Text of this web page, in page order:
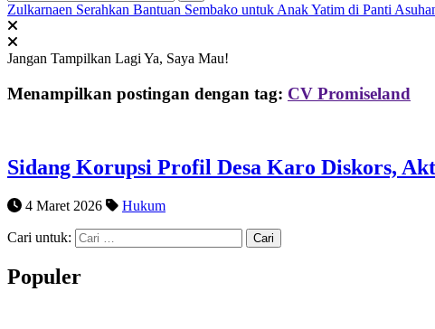
Zulkarnaen Serahkan Bantuan Sembako untuk Anak Yatim di Panti
Jangan Tampilkan Lagi Ya, Saya Mau!
Menampilkan postingan dengan tag: CV Promiseland
Sidang Korupsi Profil Desa Karo Diskors,
4 Maret 2026 Hukum
Cari untuk:
Populer